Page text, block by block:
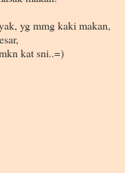
yg mmg kaki makan,
kat sni..=)